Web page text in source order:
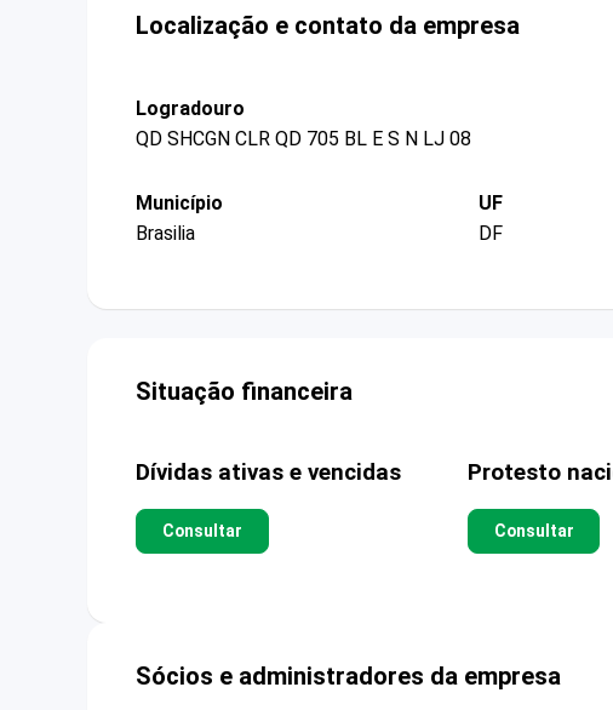
Localização e contato da empresa
Logradouro
QD SHCGN CLR QD 705 BL E S N LJ 08
Município
Brasilia
UF
DF
Situação financeira
Dívidas ativas e vencidas
Consultar
Protesto
Consultar
Sócios e administradores da empresa